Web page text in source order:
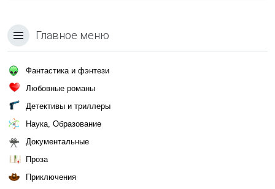
Главное меню
Фантастика и фэнтези
Любовные романы
Детективы и триллеры
Наука, Образование
Документальные
Проза
Приключения